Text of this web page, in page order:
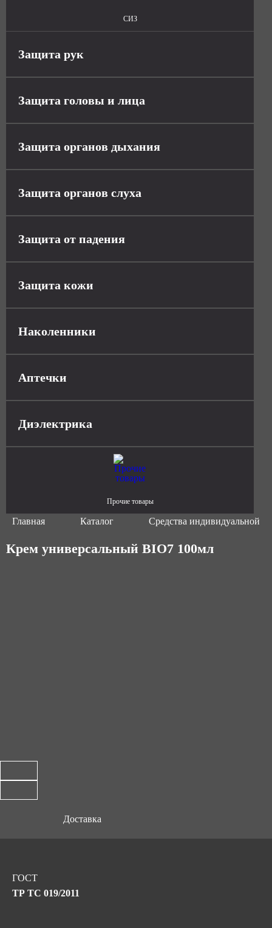
СИЗ
Защита рук
Защита головы и лица
Защита органов дыхания
Защита органов слуха
Защита от падения
Защита кожи
Наколенники
Аптечки
Диэлектрика
Прочие товары
Главная Каталог Средства индивидуальной
Крем универсальный BIO7 100мл
Доставка
ГОСТ
ТР ТС 019/2011